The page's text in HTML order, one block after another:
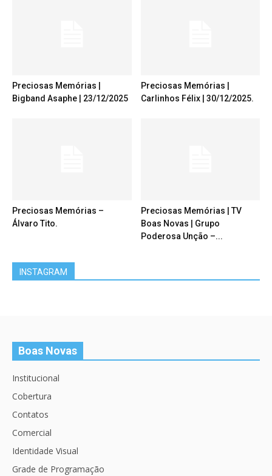
Preciosas Memórias |
Bigband Asaphe | 23/12/2025
Preciosas Memórias |
Carlinhos Félix | 30/12/2025.
Preciosas Memórias –
Álvaro Tito.
Preciosas Memórias | TV
Boas Novas | Grupo
Poderosa Unção –...
INSTAGRAM
Boas Novas
Institucional
Cobertura
Contatos
Comercial
Identidade Visual
Grade de Programação